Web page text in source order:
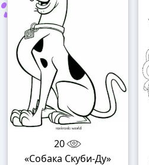
20
«Собака Скуби-Ду»